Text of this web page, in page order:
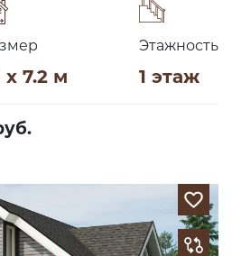
x 7.2 м
Этажность
1 этаж